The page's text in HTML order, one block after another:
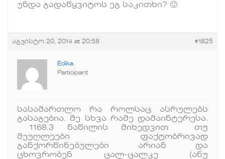
უნდა გადაწყვიტოს ეგ საკითხი? 🙂
აგვისტო 20, 2014 at 20:58 #1825
Edika
Participant
სასამართლო რა როლსაც ასრულებს
გასაგებია. მე სხვა რამე დამაინტერესა.
1168.3 ნაწილის მიხედვით თუ
მეუღლეები ფაქტობრივად
განქორწინებულები არიან და
ცხოვრობენ ცალ-ცალკე (ანუ